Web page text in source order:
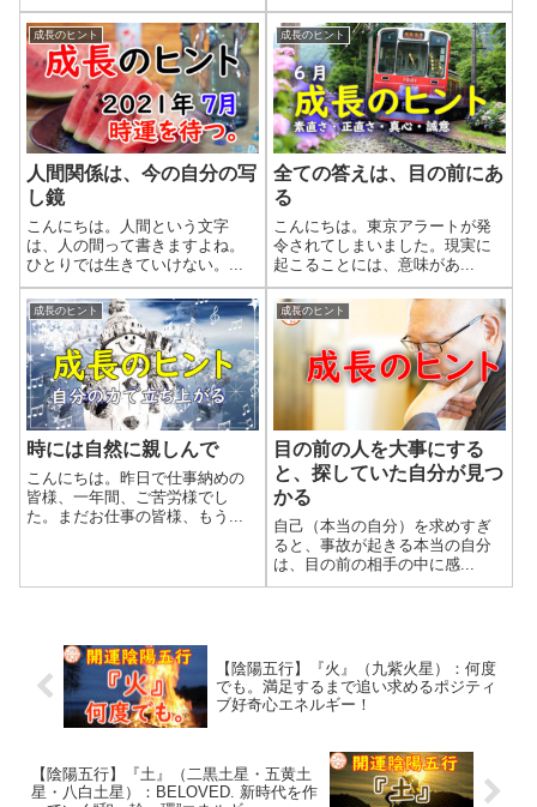
成長のヒント
人間関係は、今の自分の写
し鏡
こんにちは。人間という文字
は、人の間って書きますよね。
ひとりでは生きていけない。...
成長のヒント
全ての答えは、目の前にあ
る
こんにちは。東京アラートが発
令されてしまいました。現実に
起こることには、意味があ...
成長のヒント
時には自然に親しんで
こんにちは。昨日で仕事納めの
皆様、一年間、ご苦労様でし
た。まだお仕事の皆様、もう...
成長のヒント
目の前の人を大事にする
と、探していた自分が見つ
かる
自己（本当の自分）を求めすぎ
ると、事故が起きる本当の自分
は、目の前の相手の中に感...
【陰陽五行】『火』（九紫火星）：何度
でも。満足するまで追い求めるポジティ
ブ好奇心エネルギー！
【陰陽五行】『土』（二黒土星・五黄土
星・八白土星）：BELOVED. 新時代を作